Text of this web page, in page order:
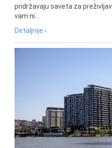
pridržavaju saveta za
vam ni...
Detaljnije ›